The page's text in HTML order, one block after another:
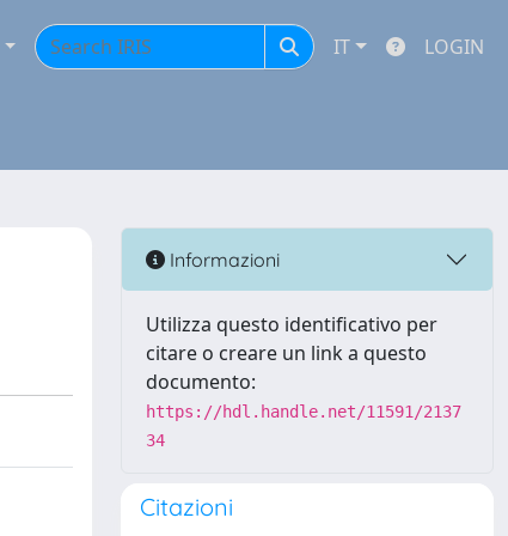
IT LOGIN
Informazioni
Utilizza questo identificativo per
citare o creare un link a questo
documento:
https://hdl.handle.net/11591/2137
34
Citazioni